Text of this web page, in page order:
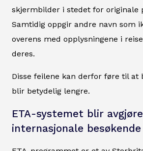
skjermbilder i stedet for originale
Samtidig oppgir andre navn som
overens med opplysningene i
deres.
Disse feilene kan derfor føre til at
blir betydelig lengre.
ETA-systemet blir
internasjonale besøkende